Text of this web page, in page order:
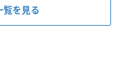
を見る